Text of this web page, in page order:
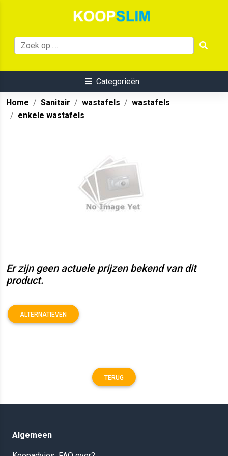
Categorieën
Home Sanitair wastafels
wastafels
enkele wastafels
Er zijn geen actuele prijzen bekend van dit
product.
ALTERNATIEVEN
TERUG
Algemeen